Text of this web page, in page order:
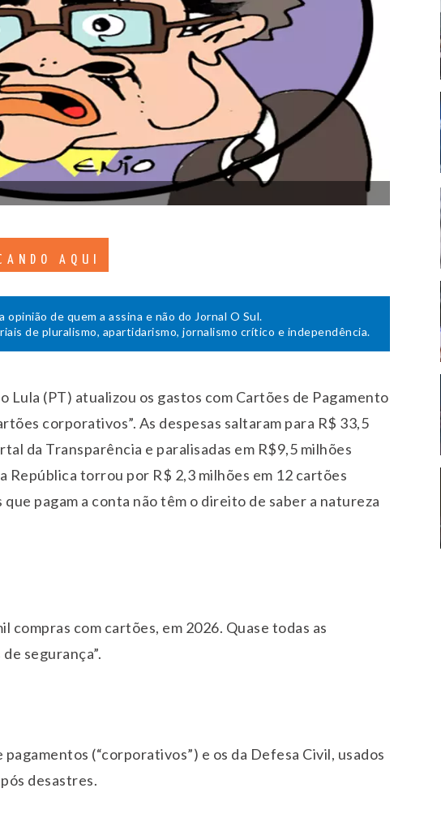
AQUI
opinião de quem a assina e não do Jornal O Sul.
de pluralismo, apartidarismo, jornalismo crítico e independência.
Lula (PT) atualizou os gastos com Cartões de Pagamento
corporativos”. As despesas saltaram para R$ 33,5
da Transparência e paralisadas em R$9,5 milhões
República torrou por R$ 2,3 milhões em 12 cartões
pagam a conta não têm o direito de saber a natureza
compras com cartões, em 2026. Quase todas as
segurança”.
(“corporativos”) e os da Defesa Civil, usados
desastres.